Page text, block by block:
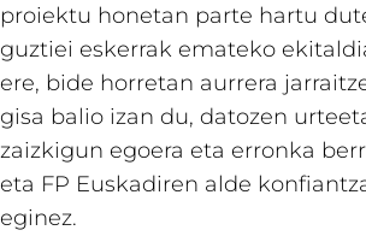
proiektu honetan parte hartu
guztiei eskerrak emateko
ere, bide horretan aurrera
gisa balio izan du, datozen
zaizkigun egoera eta erronka
eta FP Euskadiren alde
eginez.